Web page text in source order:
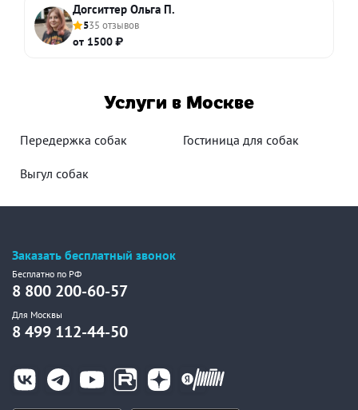
Догситтер Ольга П.
535 отзывов
от 1500 ₽
Услуги в Москве
Передержка собак Гостиница для собак
Выгул собак
Заказать бесплатный звонок
Бесплатно по РФ
8 800 200-60-57
Для Москвы
8 499 112-44-50